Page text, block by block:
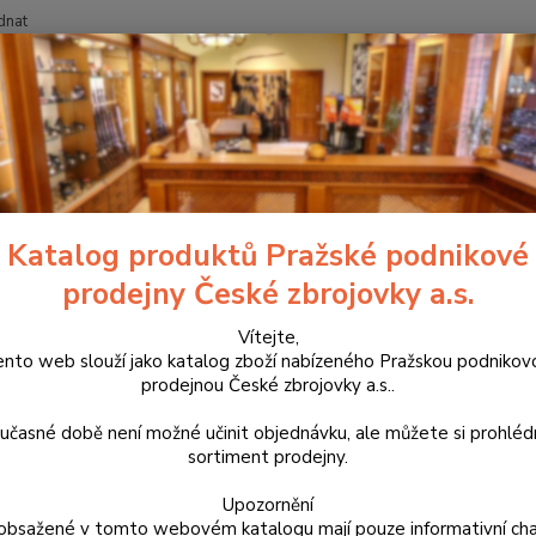
Hledat
doplňky a náhradní díly Pro pistole Mířidla Hledí
stavitelné hledí pro Colt 2020
Combat
Katalog produktů Pražské podnikové
prodejny České zbrojovky a.s.
Vítejte,
web slouží jako katalog zboží nabízeného Pražskou
prodejnou České zbrojovky a.s..
době není možné učinit objednávku, ale můžete si
sortiment prodejny.
Upozornění
v tomto webovém katalogu mají pouze informativní